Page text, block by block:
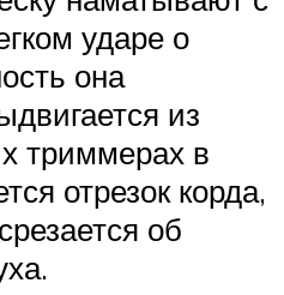
ударе о
она
из
триммерах в
отрезок корда,
об